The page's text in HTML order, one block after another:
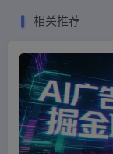
相关推荐